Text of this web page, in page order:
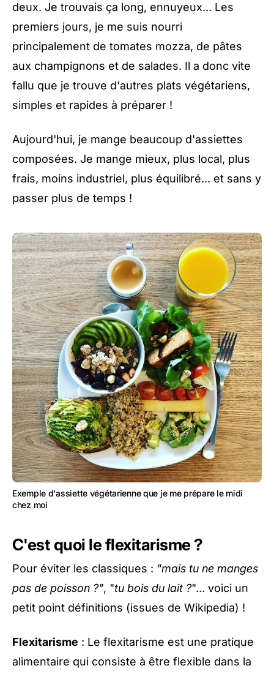
deux. Je trouvais ça long, ennuyeux... Les
premiers jours, je me suis nourri
principalement de tomates mozza, de pâtes
aux champignons et de salades. Il a donc vite
fallu que je trouve d'autres plats végétariens,
simples et rapides à préparer !
Aujourd'hui, je mange beaucoup d'assiettes
composées. Je mange mieux, plus local, plus
frais, moins industriel, plus équilibré... et sans y
passer plus de temps !
Exemple d'assiette végétarienne que je me prépare le midi
chez moi
C'est quoi le flexitarisme ?
Pour éviter les classiques : "mais tu ne manges
pas de poisson ?", "tu bois du lait ?"... voici un
petit point définitions (issues de Wikipedia) !
Flexitarisme : Le flexitarisme est une pratique
alimentaire qui consiste à être flexible dans la